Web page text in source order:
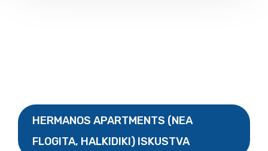
HERMANOS APARTMENTS (NEA
FLOGITA, HALKIDIKI) ISKUSTVA